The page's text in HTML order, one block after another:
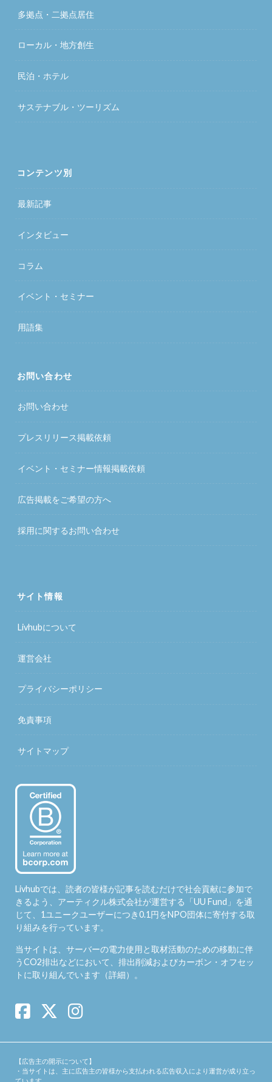
多拠点・二拠点居住
ローカル・地方創生
民泊・ホテル
サステナブル・ツーリズム
コンテンツ別
最新記事
インタビュー
コラム
イベント・セミナー
用語集
お問い合わせ
お問い合わせ
プレスリリース掲載依頼
イベント・セミナー情報掲載依頼
広告掲載をご希望の方へ
採用に関するお問い合わせ
サイト情報
Livhubについて
運営会社
プライバシーポリシー
免責事項
サイトマップ
Livhubでは、読者の皆様が記事を読むだけで社会貢献に参加で
きるよう、アーティクル株式会社が運営する「UU Fund 」を通
じて、1ユニークユーザーにつき0.1円をNPO団体に寄付する取
り組みを行っています。
当サイトは、サーバーの電力使用と取材活動のための移動に伴
うCO2排出などにおいて、排出削減およびカーボン・オフセッ
トに取り組んでいます（詳細）。
【広告主の開示について】
・当サイトは、主に広告主の皆様から支払われる広告収入により運営が成り立っ
ています。